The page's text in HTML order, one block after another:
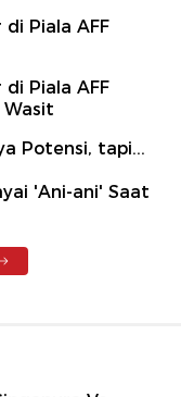
Piala AFF
Piala AFF
Wasit
Potensi, tapi...
'Ani-ani' Saat